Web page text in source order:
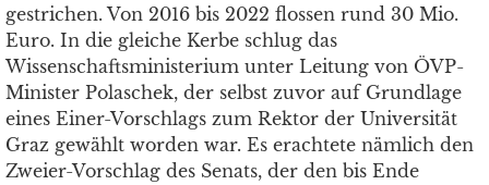
gestrichen. Von 2016 bis 2022 flossen rund 30 Mio.
Euro. In die gleiche Kerbe schlug das
Wissenschaftsministerium unter Leitung von ÖVP-
Minister Polaschek, der selbst zuvor auf Grundlage
eines Einer-Vorschlags zum Rektor der Universität
Graz gewählt worden war. Es erachtete nämlich den
Zweier-Vorschlag des Senats, der den bis Ende